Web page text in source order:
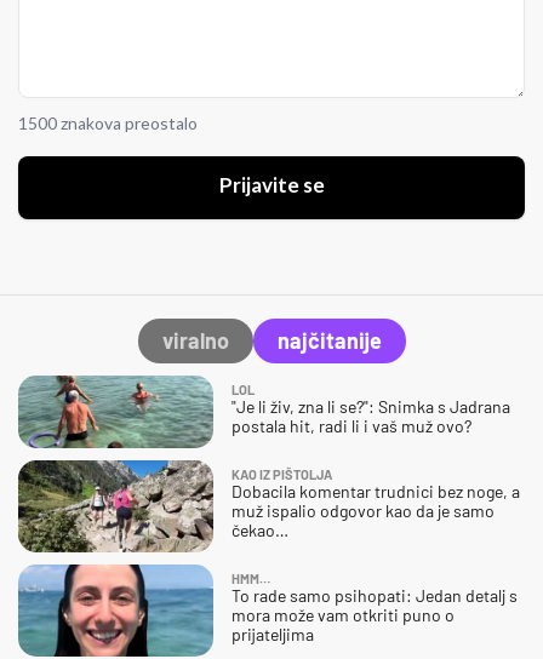
1500 znakova preostalo
Prijavite se
viralno najčitanije
LOL
"Je li živ, zna li se?": Snimka s Jadrana
postala hit, radi li i vaš muž ovo?
KAO IZ PIŠTOLJA
Dobacila komentar trudnici bez noge, a
muž ispalio odgovor kao da je samo
čekao…
HMM…
To rade samo psihopati: Jedan detalj s
mora može vam otkriti puno o
prijateljima